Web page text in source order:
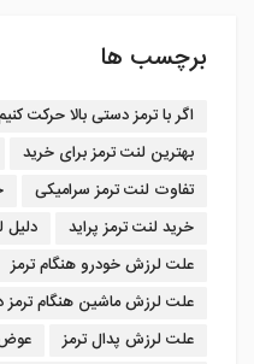
برچسب ها
اگر با ترمز دستی بالا حرکت
بهترین لنت ترمز برای خرید
تفاوت لنت ترمز سرامیکی
خرید لنت ترمز پراید
دلیل
علت لرزش خودرو هنگام ترمز
علت لرزش ماشین هنگام ترمز
علت لرزش پدال ترمز